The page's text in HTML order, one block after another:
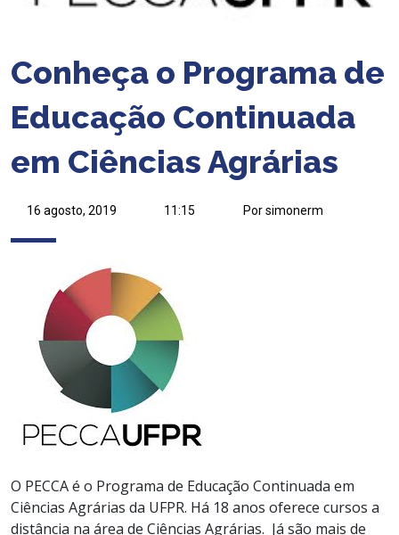
Conheça o Programa de
Educação Continuada
em Ciências Agrárias
16 agosto, 2019 11:15 Por simonerm
O PECCA é o Programa de Educação Continuada em
Ciências Agrárias da UFPR. Há 18 anos oferece cursos a
distância na área de Ciências Agrárias. Já são mais de